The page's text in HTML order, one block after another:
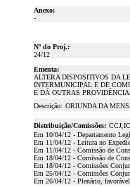
Anexo:
-
Nº do Proj.:
24/12
Ementa:
ALTERA DISPOSITIVOS DA
INTERMUNICIPAL E DE
E DÁ OUTRAS
Descrição: ORIUNDA DA
Distribuição/Comissões:
Em 10/04/12 - Departamento
Em 11/04/12 - Leitura no
Em 11/04/12 - Comissão de
Em 18/04/12 - Comissão de
Em 18/04/12 - Comissões
Em 25/04/12 - Comissões
Em 26/04/12 - Plenário,